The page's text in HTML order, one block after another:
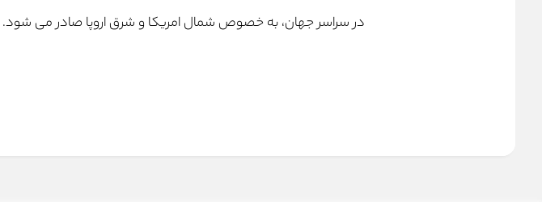
در سراسر جهان، به خصوص شمال امریکا و شرق اروپا صادر می شود.